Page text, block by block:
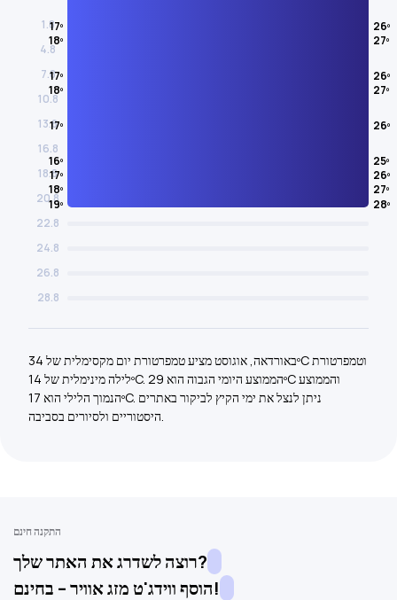
1.8
4.8
7.8
17º 26º
10.8
18º 27º
13.8
17º 26º
16.8
18º 27º
18.8
17º 26º
20.8
16º 25º
22.8
17º 26º
24.8
18º 27º
26.8
19º 28º
28.8
באורדאה, אוגוסט מציע טמפרטורת יום מקסימלית של 34ºC וטמפרטורת
לילה מינימלית של 14ºC. הממוצע היומי הגבוה הוא 29ºC והממוצע
הנמוך הלילי הוא 17ºC. ניתן לנצל את ימי הקיץ לביקור באתרים
היסטוריים ולסיורים בסביבה.
התקנה חינם
רוצה לשדרג את האתר שלך?
הוסף ווידג'ט מזג אוויר – בחינם!